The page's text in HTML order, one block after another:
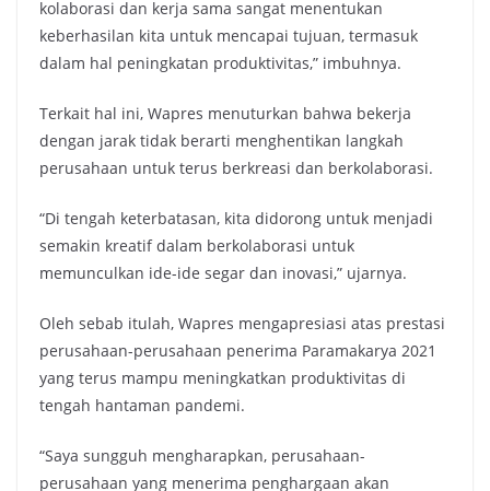
kolaborasi dan kerja sama sangat menentukan
keberhasilan kita untuk mencapai tujuan, termasuk
dalam hal peningkatan produktivitas,” imbuhnya.
Terkait hal ini, Wapres menuturkan bahwa bekerja
dengan jarak tidak berarti menghentikan langkah
perusahaan untuk terus berkreasi dan berkolaborasi.
“Di tengah keterbatasan, kita didorong untuk menjadi
semakin kreatif dalam berkolaborasi untuk
memunculkan ide-ide segar dan inovasi,” ujarnya.
Oleh sebab itulah, Wapres mengapresiasi atas prestasi
perusahaan-perusahaan penerima Paramakarya 2021
yang terus mampu meningkatkan produktivitas di
tengah hantaman pandemi.
“Saya sungguh mengharapkan, perusahaan-
perusahaan yang menerima penghargaan akan